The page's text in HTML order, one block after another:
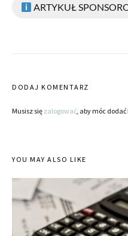
ARTYKUŁ
DODAJ KOMENTARZ
Musisz się zalogować, aby móc
YOU MAY ALSO LIKE